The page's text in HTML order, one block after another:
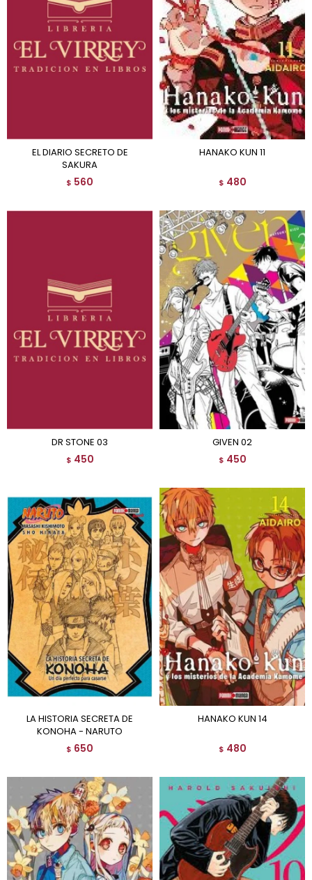
EL DIARIO SECRETO DE
SAKURA
$ 560
HANAKO KUN 11
$ 480
DR STONE 03
$ 450
GIVEN 02
$ 450
LA HISTORIA SECRETA DE
KONOHA - NARUTO
$ 650
HANAKO KUN 14
$ 480